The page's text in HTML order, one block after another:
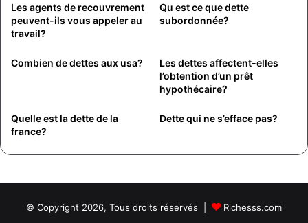
Les agents de recouvrement
peuvent-ils vous appeler au
travail?
Qu est ce que dette
subordonnée?
Combien de dettes aux usa?
Les dettes affectent-elles
l’obtention d’un prêt
hypothécaire?
Quelle est la dette de la
france?
Dette qui ne s’efface pas?
© Copyright 2026, Tous droits réservés | Richesss.com